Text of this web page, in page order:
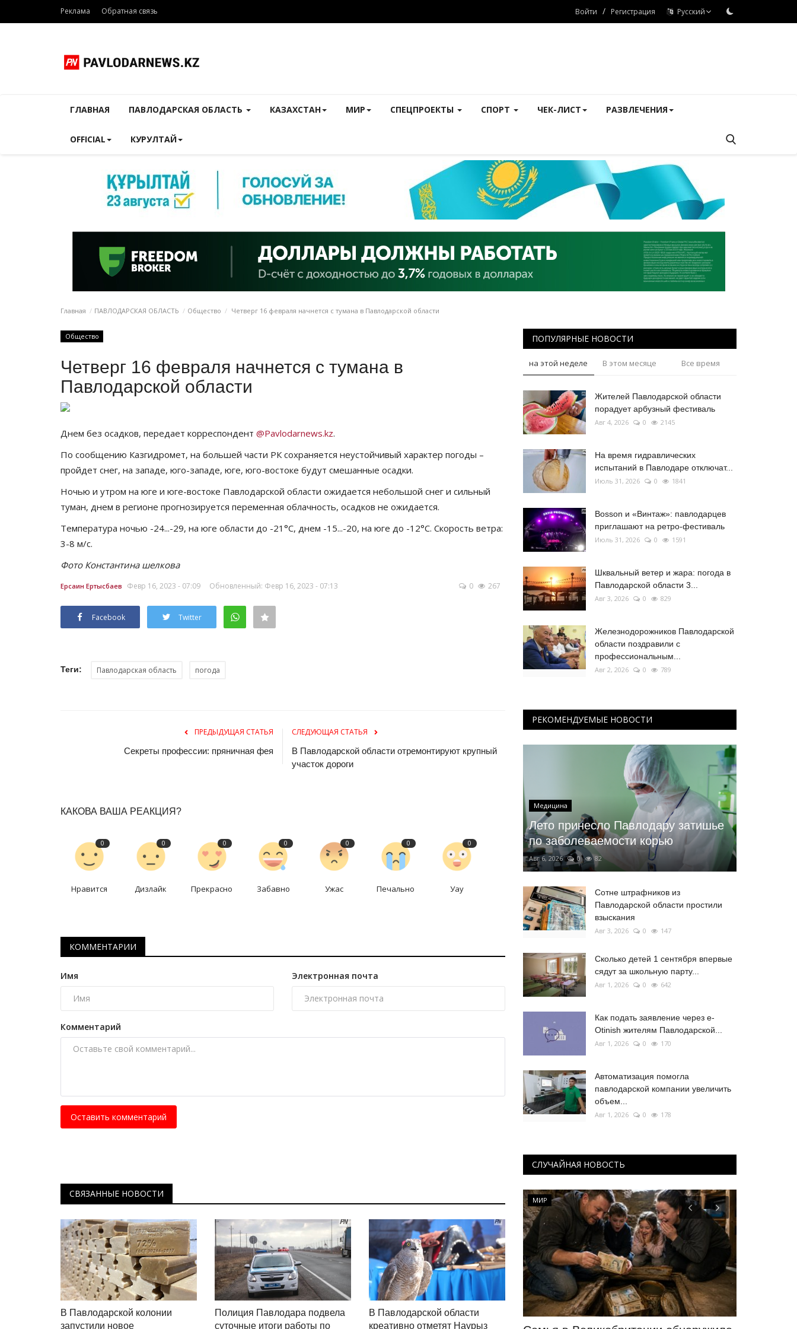
Реклама Обратная связь Войти / Регистрация Русский
ГЛАВНАЯ ПАВЛОДАРСКАЯ ОБЛАСТЬ КАЗАХСТАН МИР СПЕЦПРОЕКТЫ СПОРТ ЧЕК-ЛИСТ РАЗВЛЕЧЕНИЯ
OFFICIAL КУРУЛТАЙ
Главная ПАВЛОДАРСКАЯ ОБЛАСТЬ Общество Четверг 16 февраля начнется с тумана в Павлодарской области
Общество
Четверг 16 февраля начнется с тумана в
Павлодарской области
Днем без осадков, передает корреспондент @Pavlodarnews.kz.
По сообщению Казгидромет, на большей части РК сохраняется неустойчивый характер погоды –
пройдет снег, на западе, юго-западе, юге, юго-востоке будут смешанные осадки.
Ночью и утром на юге и юге-востоке Павлодарской области ожидается небольшой снег и сильный
туман, днем в регионе прогнозируется переменная облачность, осадков не ожидается.
Температура ночью -24...-29, на юге области до -21°C, днем -15...-20, на юге до -12°C. Скорость ветра:
3-8 м/с.
Фото Константина шелкова
Ерсаин Ертысбаев Февр 16, 2023 - 07:09 Обновленный: Февр 16, 2023 - 07:13 0 267
Facebook Twitter
Теги: Павлодарская область погода
ПРЕДЫДУЩАЯ СТАТЬЯ
Секреты профессии: пряничная фея
СЛЕДУЮЩАЯ СТАТЬЯ
В Павлодарской области отремонтируют крупный
участок дороги
КАКОВА ВАША РЕАКЦИЯ?
0
Нравится
0
Дизлайк
0
Прекрасно
0
Забавно
0
Ужас
0
Печально
0
Уау
КОММЕНТАРИИ
Имя Электронная почта
Комментарий
Оставить комментарий
СВЯЗАННЫЕ НОВОСТИ
В Павлодарской колонии
запустили новое
Полиция Павлодара подвела
суточные итоги работы по
В Павлодарской области
креативно отметят Наурыз
ПОПУЛЯРНЫЕ НОВОСТИ
на этой неделе В этом месяце Все время
Жителей Павлодарской области
порадует арбузный фестиваль
Авг 4, 2026 0 2145
На время гидравлических
испытаний в Павлодаре отключат...
Июль 31, 2026 0 1841
Bosson и «Винтаж»: павлодарцев
приглашают на ретро-фестиваль
Июль 31, 2026 0 1591
Шквальный ветер и жара: погода в
Павлодарской области 3...
Авг 3, 2026 0 829
Железнодорожников Павлодарской
области поздравили с
профессиональным...
Авг 2, 2026 0 789
РЕКОМЕНДУЕМЫЕ НОВОСТИ
Медицина
Лето принесло Павлодару затишье
по заболеваемости корью
Авг 6, 2026 0 82
Сотне штрафников из
Павлодарской области простили
взыскания
Авг 3, 2026 0 147
Сколько детей 1 сентября впервые
сядут за школьную парту...
Авг 1, 2026 0 642
Как подать заявление через e-
Otinish жителям Павлодарской...
Авг 1, 2026 0 170
Автоматизация помогла
павлодарской компании увеличить
объем...
Авг 1, 2026 0 178
СЛУЧАЙНАЯ НОВОСТЬ
МИР